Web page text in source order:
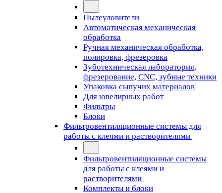
Пылеуловители
Автоматическая механическая
обработка
Ручная механическая обработка,
полировка, фрезеровка
Зуботехническая лаборатория,
фрезерование, CNC, зубные техники
Упаковка сыпучих материалов
Для ювелирных работ
Фильтры
Блоки
Фильтровентиляционные системы для
работы с клеями и растворителями
Фильтровентиляционные системы
для работы с клеями и
растворителями
Комплекты и блоки